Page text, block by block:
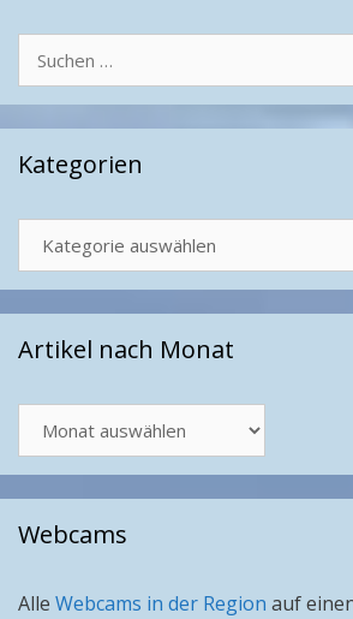
Suchen
nach:
Kategorien
Artikel nach Monat
nach
Monat
Webcams
Alle Webcams in der Region auf